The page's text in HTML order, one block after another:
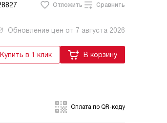
Отложить Сравнить
Обновление цен от 7 августа 2026
Купить в 1 клик В корзину
Оплата по QR-коду